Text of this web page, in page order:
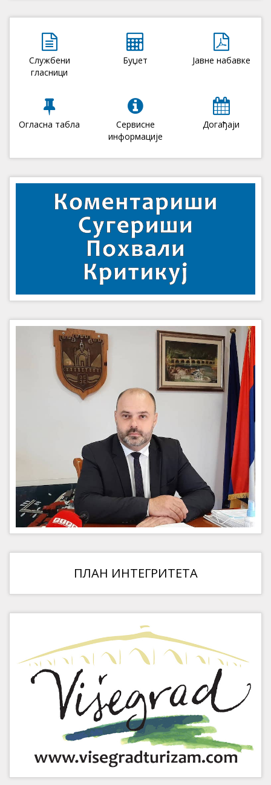
Службени
гласници
Буџет Јавне набавке
Огласна табла
Сервисне
информације
Догађаји
ПЛАН ИНТЕГРИТЕТА